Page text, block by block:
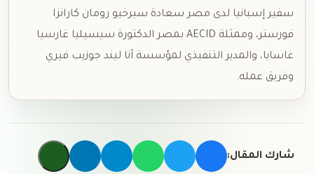
سفير إسبانيا لدى مصر سعادة سيرخيو رومان كارانزا
فورستر، وممثلة AECID بمصر الدكتورة سيسيليا غارسيا
غاسايا، والمدير التنفيذي لمؤسسة آنا ليند جوزيب فيري
وفريق عمله.
شارك المقال: